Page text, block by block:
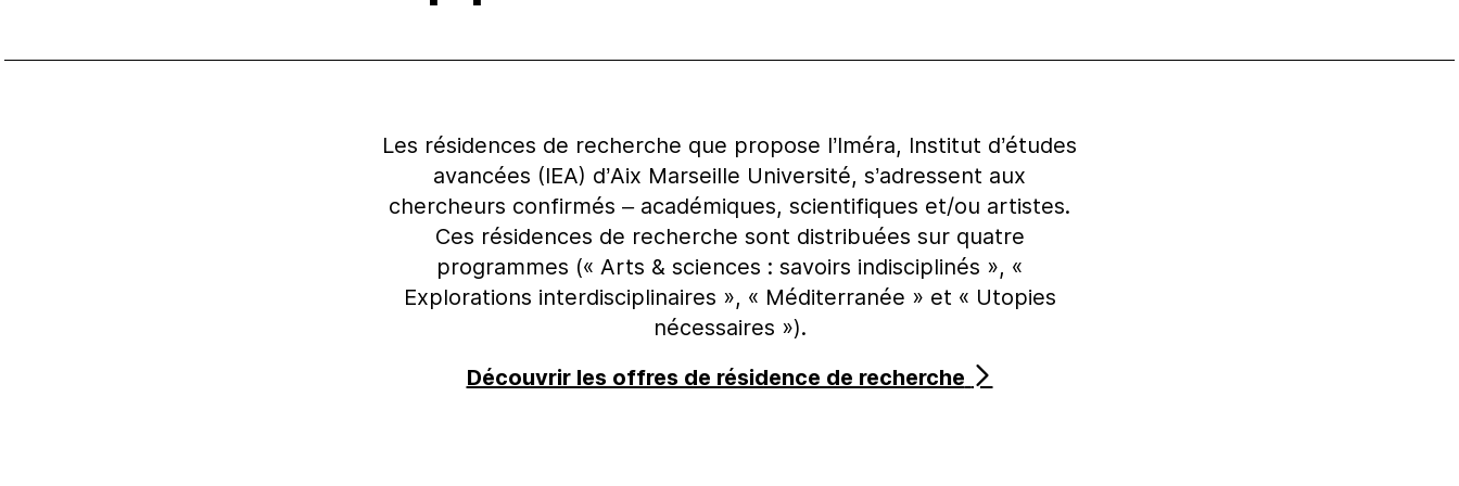
Les résidences de recherche que propose l’Iméra, Institut d’études
avancées (IEA) d’Aix Marseille Université, s’adressent aux
chercheurs confirmés – académiques, scientifiques et/ou artistes.
Ces résidences de recherche sont distribuées sur quatre
programmes (« Arts & sciences : savoirs indisciplinés », «
Explorations interdisciplinaires », « Méditerranée » et « Utopies
nécessaires »).
Découvrir les offres de résidence de recherche